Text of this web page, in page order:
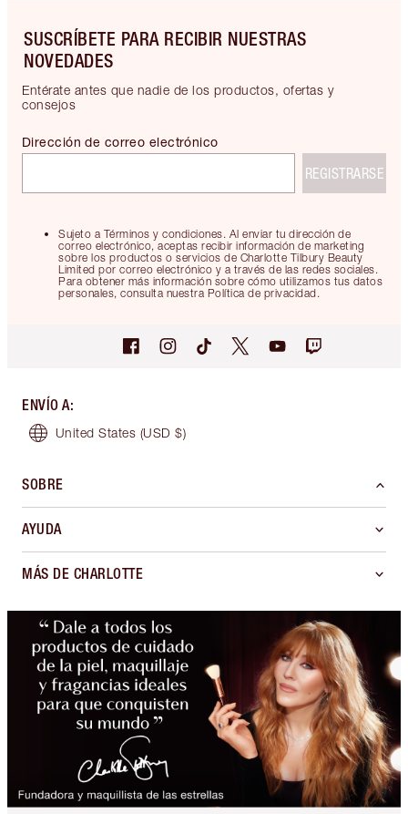
SUSCRÍBETE PARA RECIBIR NUESTRAS
NOVEDADES
Entérate antes que nadie de los productos, ofertas y
consejos
Sujeto a Términos y condiciones. Al enviar tu dirección de
correo electrónico, aceptas recibir información de marketing
sobre los productos o servicios de Charlotte Tilbury Beauty
Limited por correo electrónico y a través de las redes sociales.
Para obtener más información sobre cómo utilizamos tus datos
personales, consulta nuestra Política de privacidad.
Dirección de correo electrónico
REGISTRARSE
ENVÍO A:
United States (USD $)
SOBRE
AYUDA
MÁS DE CHARLOTTE